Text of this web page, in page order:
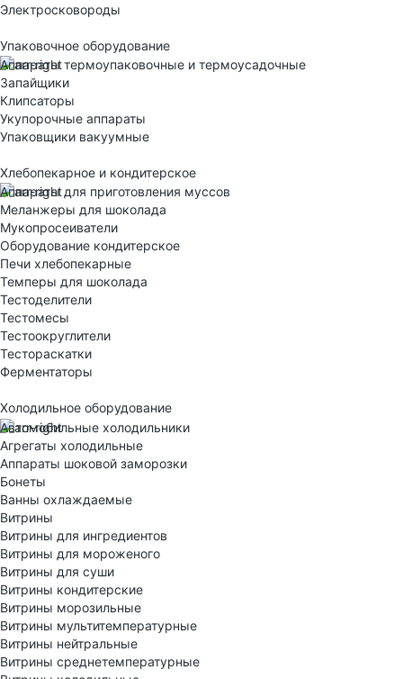
Электросковороды
Упаковочное оборудование
Аппараты термоупаковочные и термоусадочные
Запайщики
Клипсаторы
Укупорочные аппараты
Упаковщики вакуумные
Хлебопекарное и кондитерское
Аппараты для приготовления муссов
Меланжеры для шоколада
Мукопросеиватели
Оборудование кондитерское
Печи хлебопекарные
Темперы для шоколада
Тестоделители
Тестомесы
Тестоокруглители
Тестораскатки
Ферментаторы
Холодильное оборудование
Автомобильные холодильники
Агрегаты холодильные
Аппараты шоковой заморозки
Бонеты
Ванны охлаждаемые
Витрины
Витрины для ингредиентов
Витрины для мороженого
Витрины для суши
Витрины кондитерские
Витрины морозильные
Витрины мультитемпературные
Витрины нейтральные
Витрины среднетемпературные